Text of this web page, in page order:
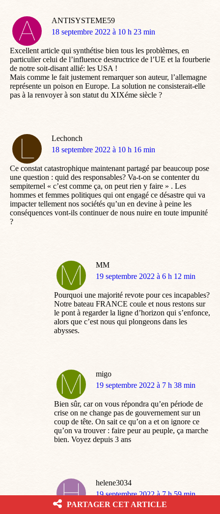
ANTISYSTEME59
dit
18 septembre 2022 à 10 h 23 min
Excellent article qui synthétise bien tous les problèmes, en
particulier celui de l’influence destructrice de l’UE et la fourberie
de notre soit-disant allié: les USA !
Mais comme le fait justement remarquer son auteur, l’allemagne
représente un poison en Europe. La solution ne consisterait-elle
pas à la renvoyer à son statut du XIXéme siècle ?
Lechonch
dit
18 septembre 2022 à 10 h 16 min
Ce constat catastrophique maintenant partagé par beaucoup pose
une question : quid des responsables? Va-t-on se contenter du
sempiternel « c’est comme ça, on peut rien y faire » . Les
hommes et femmes politiques qui ont engagé ce désastre qui va
impacter tellement nos sociétés qu’un en devine à peine les
conséquences vont-ils continuer de nous nuire en toute impunité
?
MM
dit
19 septembre 2022 à 6 h 12 min
Pourquoi une majorité revote pour ces incapables?
Notre bateau FRANCE coule et nous restons sur
le pont à regarder la ligne d’horizon qui s’enfonce,
alors que c’est nous qui plongeons dans les
abysses.
migo
dit
19 septembre 2022 à 7 h 38 min
Bien sûr, car on vous répondra qu’en période de
crise on ne change pas de gouvernement sur un
coup de tête. On sait ce qu’on a et on ignore ce
qu’on va trouver : faire peur au peuple, ça marche
bien. Voyez depuis 3 ans
helene3034
dit
:
19 septembre 2022 à 7 h 59 min
PARTAGER CET ARTICLE